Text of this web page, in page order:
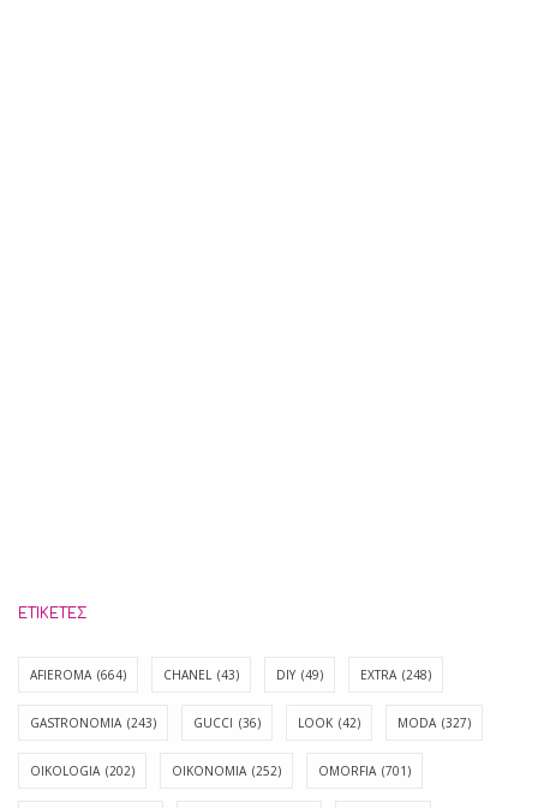
ΕΤΙΚΈΤΕΣ
AFIEROMA (664) CHANEL (43) DIY (49) EXTRA (248)
GASTRONOMIA (243) GUCCI (36) LOOK (42) MODA (327)
OIKOLOGIA (202) OIKONOMIA (252) OMORFIA (701)